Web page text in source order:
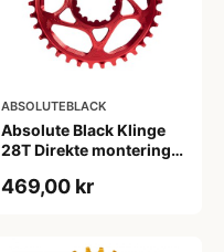
ABSOLUTEBLACK
Absolute Black Klinge
28T Direkte montering
469,00 kr